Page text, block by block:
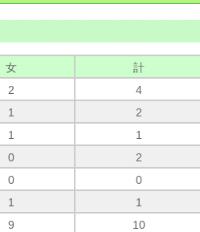
女
計
2
4
1
2
1
1
0
2
0
0
1
1
9
10